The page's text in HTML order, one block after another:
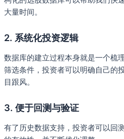
大量时间。
2. 系统化投资逻辑
数据库的建立过程本身就是一个梳
筛选条件，投资者可以明确自己的
目跟风。
3. 便于回测与验证
有了历史数据支持，投资者可以回